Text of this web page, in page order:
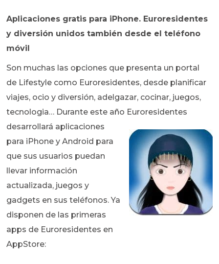
Aplicaciones gratis para iPhone. Euroresidentes
y diversión unidos también desde el teléfono
móvil
Son muchas las opciones que presenta un portal
de Lifestyle como Euroresidentes, desde planificar
viajes, ocio y diversión, adelgazar, cocinar, juegos,
tecnologia… Durante este año Euroresidentes
desarrollará aplicaciones
para iPhone y Android para
que sus usuarios puedan
llevar información
actualizada, juegos y
gadgets en sus teléfonos. Ya
disponen de las primeras
apps de Euroresidentes en
AppStore: